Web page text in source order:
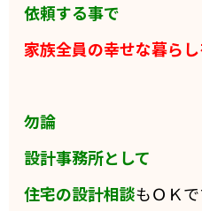
依頼する事で
家族全員の幸せな暮ら
勿論
設計事務所として
住宅の設計相談もＯＫで